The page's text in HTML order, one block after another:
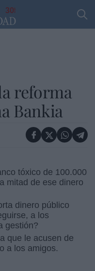
30
reforma
Bankia
tóxico de 100.000
mitad de ese dinero
dinero público
a los
gestión?
que le acusen de
a los amigos.